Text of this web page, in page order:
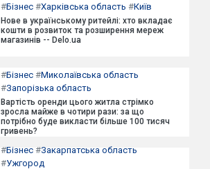
#Бізнес #Харківська область #Київ
Нове в українському ритейлі: хто вкладає
кошти в розвиток та розширення мереж
магазинів -- Delo.ua
#Бізнес #Миколаївська область
#Запорізька область
Вартість оренди цього житла стрімко
зросла майже в чотири рази: за що
потрібно буде викласти більше 100 тисяч
гривень?
#Бізнес #Закарпатська область
#Ужгород